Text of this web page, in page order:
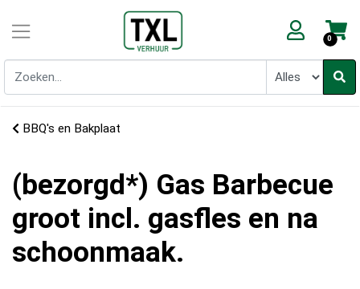
0
BBQ's en Bakplaat
(bezorgd*) Gas Barbecue
groot incl. gasfles en na
schoonmaak.